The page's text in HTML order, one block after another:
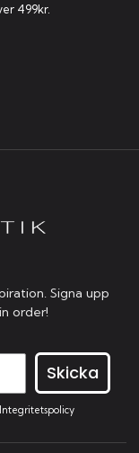
499kr.
Signa upp
order!
Skicka
Integritetspolicy